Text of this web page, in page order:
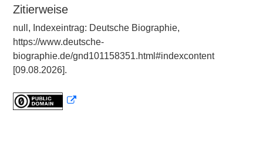
Zitierweise
null, Indexeintrag: Deutsche Biographie,
https://www.deutsche-
biographie.de/gnd101158351.html#indexcontent
[09.08.2026].